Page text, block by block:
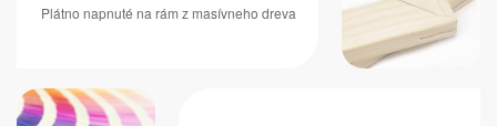
Plátno napnuté na rám z masívneho dreva